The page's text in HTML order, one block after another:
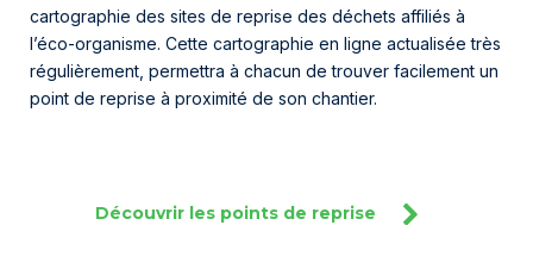
cartographie des sites de reprise des déchets affiliés à
l’éco-organisme. Cette cartographie en ligne actualisée très
régulièrement, permettra à chacun de trouver facilement un
point de reprise à proximité de son chantier.
Découvrir les points de reprise